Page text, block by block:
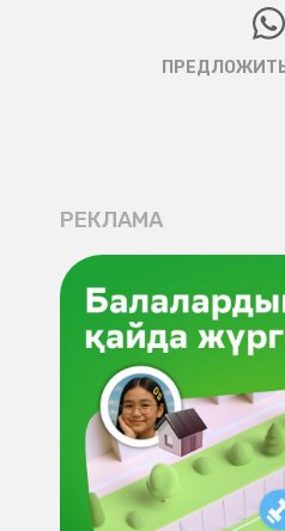
РЕКЛАМА